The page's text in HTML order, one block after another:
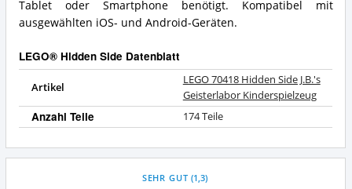
LEGO®
Hidden
Tablet oder Smartphone benötigt. Kompatibel mit
ausgewählten iOS- und Android-Geräten.
LEGO® Hidden Side Datenblatt
Artikel
LEGO 70418 Hidden Side J.B.'s
Geisterlabor Kinderspielzeug
Anzahl Teile 174 Teile
SEHR GUT (1,3)